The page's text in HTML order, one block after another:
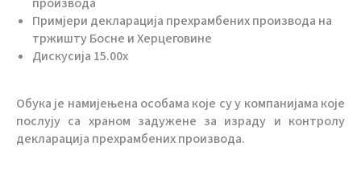
производа
Примјери декларација прехрамбених производа на
тржишту Босне и Херцеговине
Дискусија 15.00х
Обука је намијењена особама које су у компанијама које
послују са храном задужене за израду и контролу
декларација прехрамбених производа.